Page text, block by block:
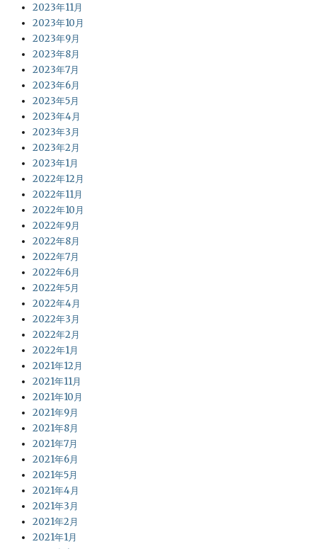
2023年11月
2023年10月
2023年9月
2023年8月
2023年7月
2023年6月
2023年5月
2023年4月
2023年3月
2023年2月
2023年1月
2022年12月
2022年11月
2022年10月
2022年9月
2022年8月
2022年7月
2022年6月
2022年5月
2022年4月
2022年3月
2022年2月
2022年1月
2021年12月
2021年11月
2021年10月
2021年9月
2021年8月
2021年7月
2021年6月
2021年5月
2021年4月
2021年3月
2021年2月
2021年1月